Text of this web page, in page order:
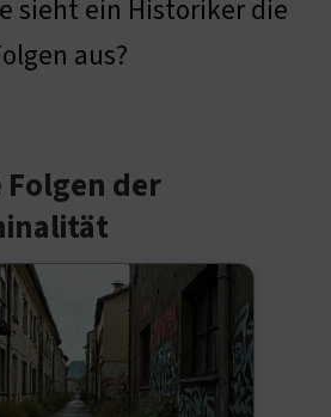
sieht ein Historiker die
aus?
der